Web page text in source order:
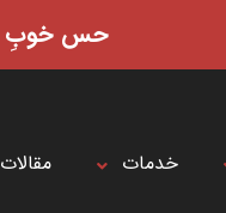
حس خوبِ
خدمات مقالات